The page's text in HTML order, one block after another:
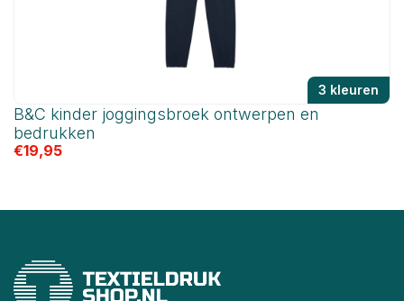
3 kleuren
B&C kinder joggingsbroek ontwerpen en
bedrukken
€19,95